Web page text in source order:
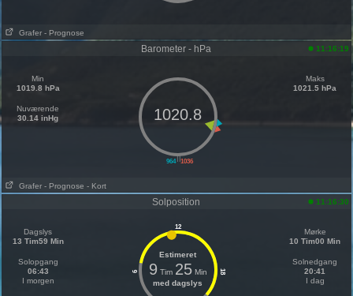
Grafer - Prognose
Barometer - hPa 11:16:19
Min
1019.8 hPa
Nuværende
30.14 inHg
||
964 1036
1020.8
Maks
1021.5 hPa
Grafer - Prognose - Kort
Solposition 11:16:30
Dagslys
13 Tim59 Min
Solopgang
06:43
I morgen
12
6 18
Estimeret
9Tim 25Min
med dagslys
Mørke
10 Tim00 Min
Solnedgang
20:41
I dag